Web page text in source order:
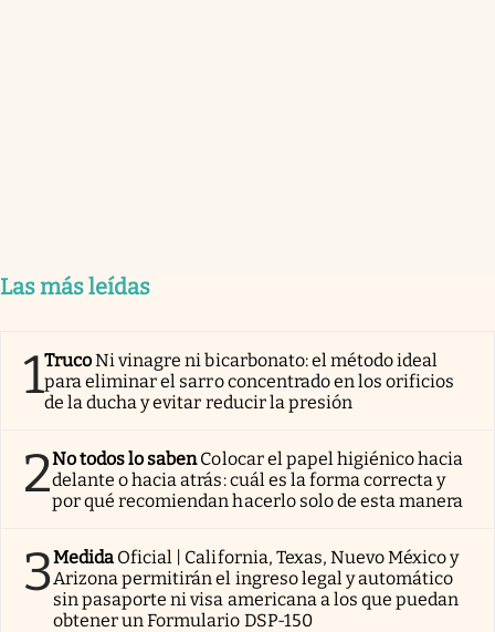
Las más leídas
1TrucoNi vinagre ni bicarbonato: el método ideal
para eliminar el sarro concentrado en los orificios
de la ducha y evitar reducir la presión
2No todos lo sabenColocar el papel higiénico hacia
delante o hacia atrás: cuál es la forma correcta y
por qué recomiendan hacerlo solo de esta manera
3Medida Oficial | California, Texas, Nuevo México y
Arizona permitirán el ingreso legal y automático
sin pasaporte ni visa americana a los que puedan
obtener un Formulario DSP-150